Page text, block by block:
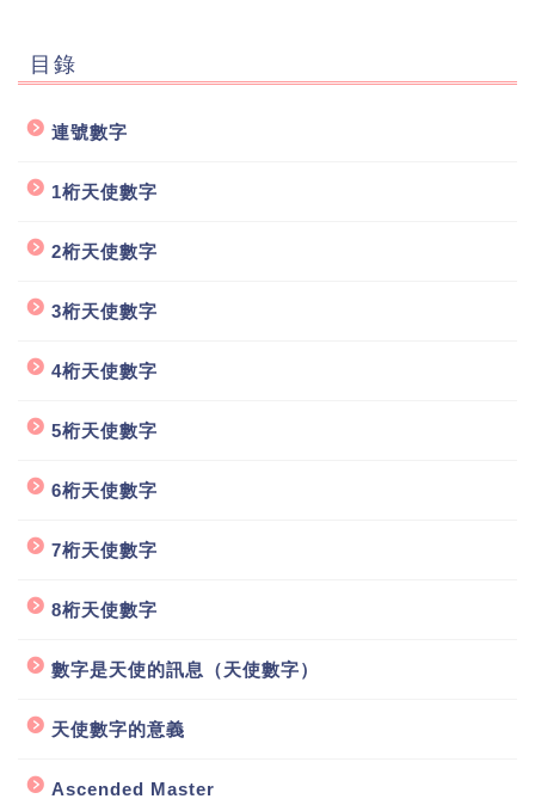
目錄
連號數字
1桁天使數字
2桁天使數字
3桁天使數字
4桁天使數字
5桁天使數字
6桁天使數字
7桁天使數字
8桁天使數字
數字是天使的訊息（天使數字）
天使數字的意義
Ascended Master